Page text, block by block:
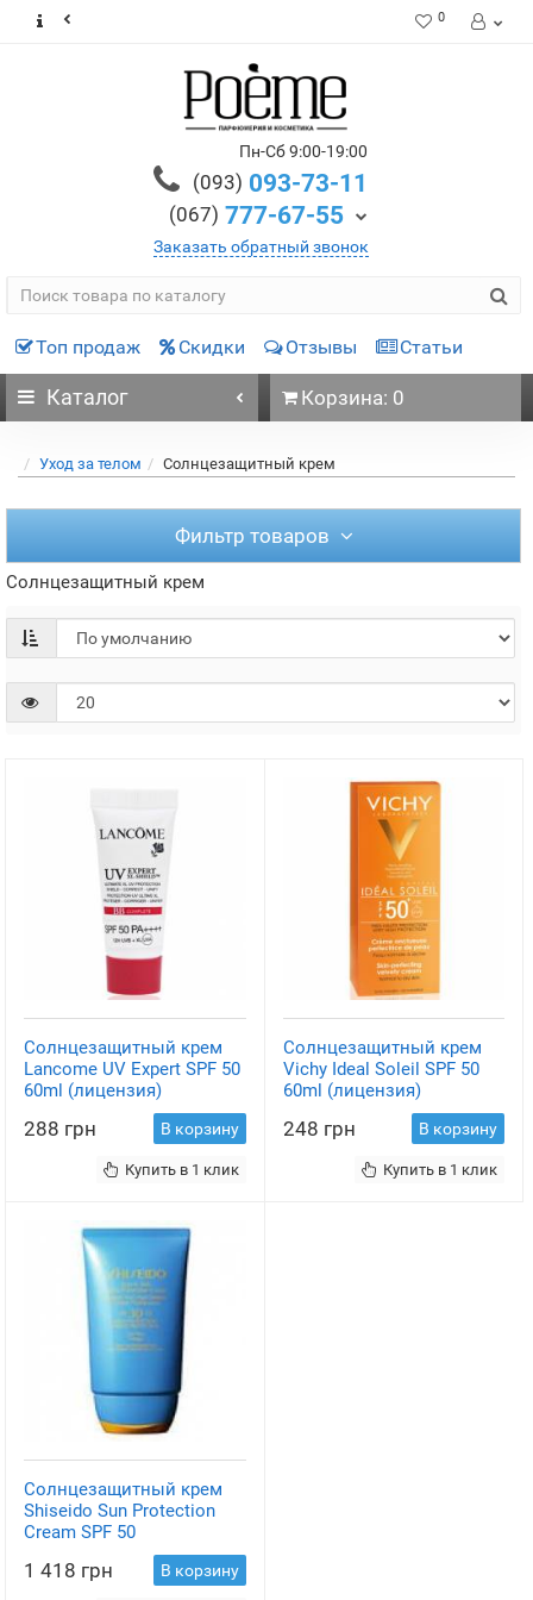
0
Пн-Сб 9:00-19:00
(093) 093-73-11
(067) 777-67-55
Заказать обратный звонок
Топ продаж Скидки Отзывы Статьи
Каталог Корзина: 0
Уход за телом Солнцезащитный крем
Фильтр товаров
Солнцезащитный крем
Солнцезащитный крем
Lancome UV Expert SPF 50
60ml (лицензия)
288 грн В корзину
Купить в 1 клик
Солнцезащитный крем
Vichy Ideal Soleil SPF 50
60ml (лицензия)
248 грн В корзину
Купить в 1 клик
Солнцезащитный крем
Shiseido Sun Protection
Cream SPF 50
1 418 грн В корзину